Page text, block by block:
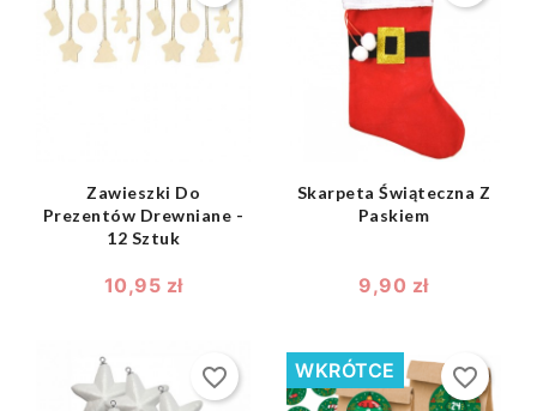
shopping_bag 
Zawieszki Do
Prezentów Drewniane -
12 Sztuk
10,95 zł
shopping_bag 
Skarpeta Świąteczna Z
Paskiem
9,90 zł
favorite_border WKRÓTCE favorite_border